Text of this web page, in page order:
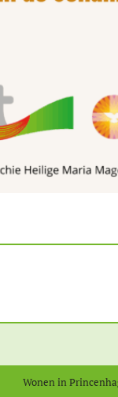
Wonen in